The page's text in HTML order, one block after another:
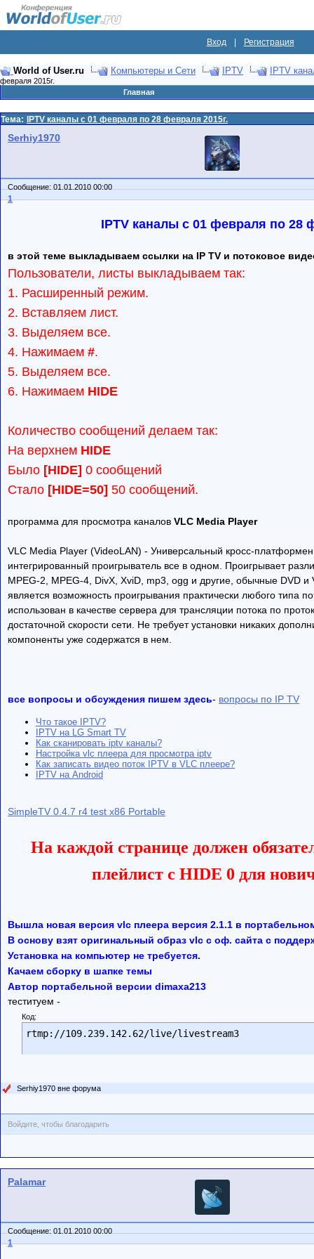
Вход Регистрация
World of User.ru Компьютеры и Сети IPTV IPTV
февраля 2015г.
Главная
Тема: IPTV каналы с 01 февраля по 28 февраля 2015г.
Serhiy1970
Сообщение: 01.01.2010 00:00
1
IPTV каналы с 01 февраля по 28
в этой теме выкладываем ссылки на IP TV и потоковое
Пользователи, листы выкладываем так:
1. Расширенный режим.
2. Вставляем лист.
3. Выделяем все.
4. Нажимаем #.
5. Выделяем все.
6. Нажимаем HIDE
Количество сообщений делаем так:
На верхнем HIDE
Было [HIDE] 0 сообщений
Стало [HIDE=50] 50 сообщений.
программа для просмотра каналов VLC Media Player
VLC Media Player (VideoLAN) - Универсальный кросс-
интегрированный проигрыватель все в одном. Проигрывает
MPEG-2, MPEG-4, DivX, XviD, mp3, ogg и другие, обычные DVD и
является возможность проигрывания практически любого типа
использован в качестве сервера для трансляции потока по
достаточной скорости сети. Не требует установки никаких
компоненты уже содержатся в нем.
все вопросы и обсуждения пишем здесь- вопросы по IP TV
Что такое IPTV?
IPTV на LG Smart TV
Как сканировать iptv каналы?
Настройка vlc плеера для просмотра iptv
Как записать видео поток IPTV в VLC плеере?
IPTV на Android
SimpleTV 0.4.7 r4 test x86 Portable
На каждой странице должен
плейлист с HIDE 0 для
Вышла новая версия vlc плеера версия 2.1.1 в
В основу взят оригинальный образ vlc с оф. сайта с
Установка на компьютер не требуется.
Качаем сборку в шапке темы
Автор портабельной версии dimaxa213
теституем -
Код:
rtmp://109.239.142.62/live/livestream3
Serhiy1970 вне форума
Войдите, чтобы благодарить
Palamar
Сообщение: 01.01.2010 00:00
1